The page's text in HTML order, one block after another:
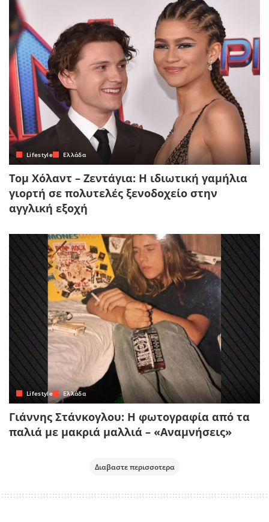
Lifestyle Ελλάδα
Τομ Χόλαντ – Ζεντάγια: Η ιδιωτική γαμήλια
γιορτή σε πολυτελές ξενοδοχείο στην
αγγλική εξοχή
Lifestyle Ελλάδα
Γιάννης Στάνκογλου: Η φωτογραφία από τα
παλιά με μακριά μαλλιά – «Αναμνήσεις»
Διαβαστε περισσοτερα